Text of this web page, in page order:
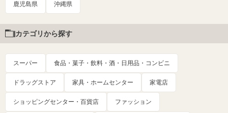
鹿児島県 沖縄県
カテゴリから探す
スーパー 食品・菓子・飲料・酒・日用品・コンビニ
ドラッグストア 家具・ホームセンター 家電店
ショッピングセンター・百貨店 ファッション